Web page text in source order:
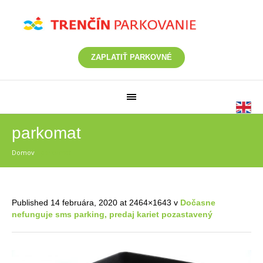
ZAPLATIŤ PARKOVNÉ
parkomat
Domov
Published 14 februára, 2020 at 2464×1643 v Dočasne
nefunguje sms parking, predaj kariet pozastavený